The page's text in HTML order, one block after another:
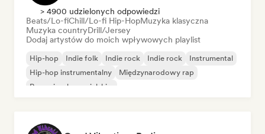
> 4900 udzielonych odpowiedzi
Beats/Lo-fiChill/Lo-fi Hip-HopMuzyka klasyczna
Muzyka countryDrill/Jersey
Dodaj artystów do moich wpływowych playlist
Hip-hop Indie folk Indie rock Indie rock
Instrumental
Hip-hop instrumentalny
Międzynarodowy rap
Rap w języku angielskim